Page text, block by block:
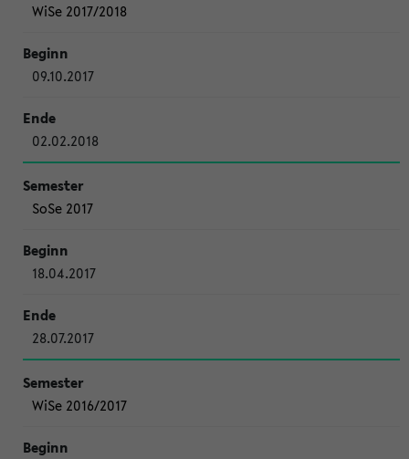
WiSe 2017/2018
09.10.2017
02.02.2018
SoSe 2017
18.04.2017
28.07.2017
WiSe 2016/2017